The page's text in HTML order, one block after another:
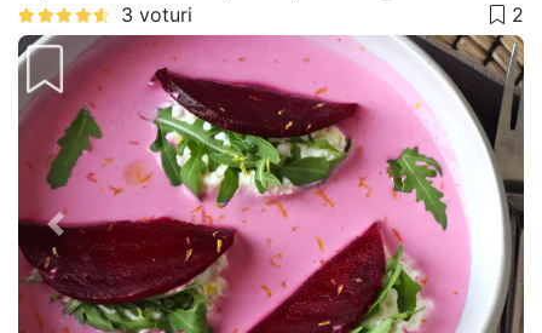
Precedentul